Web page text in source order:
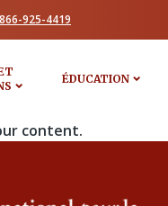
925-4419
ÉDUCATION
content.